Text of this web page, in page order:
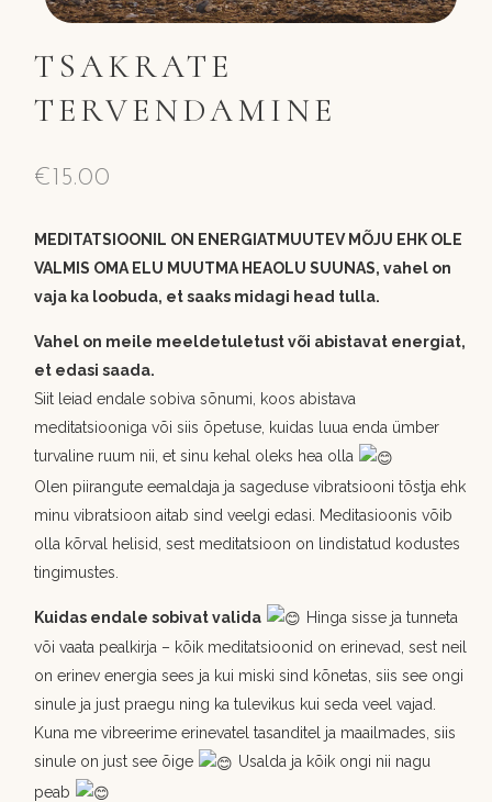
TSAKRATE
TERVENDAMINE
€ 15.00
MEDITATSIOONIL ON ENERGIATMUUTEV MÕJU EHK OLE
VALMIS OMA ELU MUUTMA HEAOLU SUUNAS, vahel on
vaja ka loobuda, et saaks midagi head tulla.
Vahel on meile meeldetuletust või abistavat energiat,
et edasi saada.
Siit leiad endale sobiva sõnumi, koos abistava
meditatsiooniga või siis õpetuse, kuidas luua enda ümber
turvaline ruum nii, et sinu kehal oleks hea olla
Olen piirangute eemaldaja ja sageduse vibratsiooni tõstja ehk
minu vibratsioon aitab sind veelgi edasi. Meditasioonis võib
olla kõrval helisid, sest meditatsioon on lindistatud kodustes
tingimustes.
Kuidas endale sobivat valida
Hinga sisse ja tunneta
või vaata pealkirja – kõik meditatsioonid on erinevad, sest neil
on erinev energia sees ja kui miski sind kõnetas, siis see ongi
sinule ja just praegu ning ka tulevikus kui seda veel vajad.
Kuna me vibreerime erinevatel tasanditel ja maailmades, siis
sinule on just see õige
Usalda ja kõik ongi nii nagu
peab